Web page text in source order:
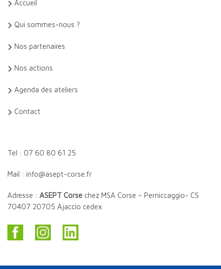
Accueil
Qui sommes-nous ?
Nos partenaires
Nos actions
Agenda des ateliers
Contact
Tel : 07 60 80 61 25
Mail : info@asept-corse.fr
Adresse : ASEPT Corse chez MSA Corse – Perniccaggio- CS
70407 20705 Ajaccio cedex